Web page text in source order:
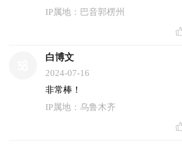
IP属地：巴音郭楞州
白博文
2024-07-16
非常棒！
IP属地：乌鲁木齐